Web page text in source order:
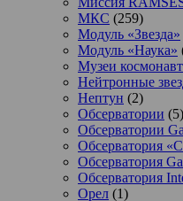
МКС (259)
Модуль «Звезда»
Модуль «Наука»
Музеи
Нейтронные
Нептун (2)
Обсерватории (5)
Обсерватории
Обсерватория
Обсерватория
Обсерватория
Орел (1)